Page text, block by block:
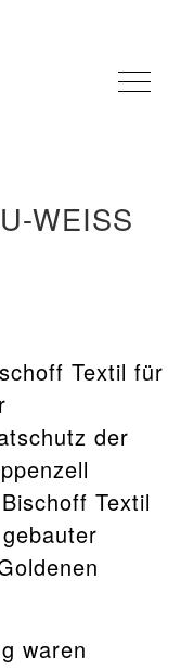
WEISS
Textil für
der
Textil
waren